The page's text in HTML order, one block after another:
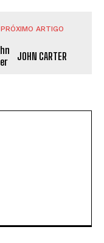
PRÓXIMO ARTIGO
JOHN CARTER